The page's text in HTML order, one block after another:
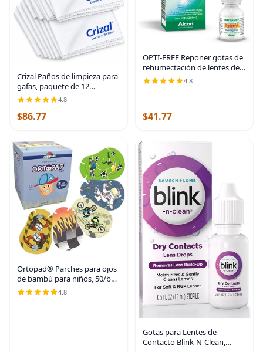
Crizal Paños de limpieza para
gafas, paquete de 12
unidades, microfibra de alta
calidad, paño más seguro
para lentes AR, mejor valor a
4.8
$86.77
OPTI-FREE Reponer gotas de
rehumectación de lentes de
contacto, 0.3 fl oz
4.8
$41.77
Ortopad® Parches para ojos
de bambú para niños, 50/bx,
paquete de llamas de
4.8
Gotas para Lentes de
Contacto Blink-N-Clean,